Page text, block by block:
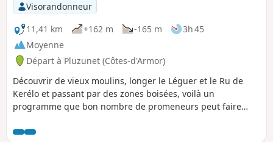
Visorandonneur
11,41 km
+162 m -165 m
3h 45
Moyenne
Départ à Pluzunet (Côtes-d'Armor)
Découvrir de vieux moulins, longer le Léguer et le Ru de
Kerélo et passant par des zones boisées, voilà un
programme que bon nombre de promeneurs peut faire
sont difficilement praticables par des enfants.